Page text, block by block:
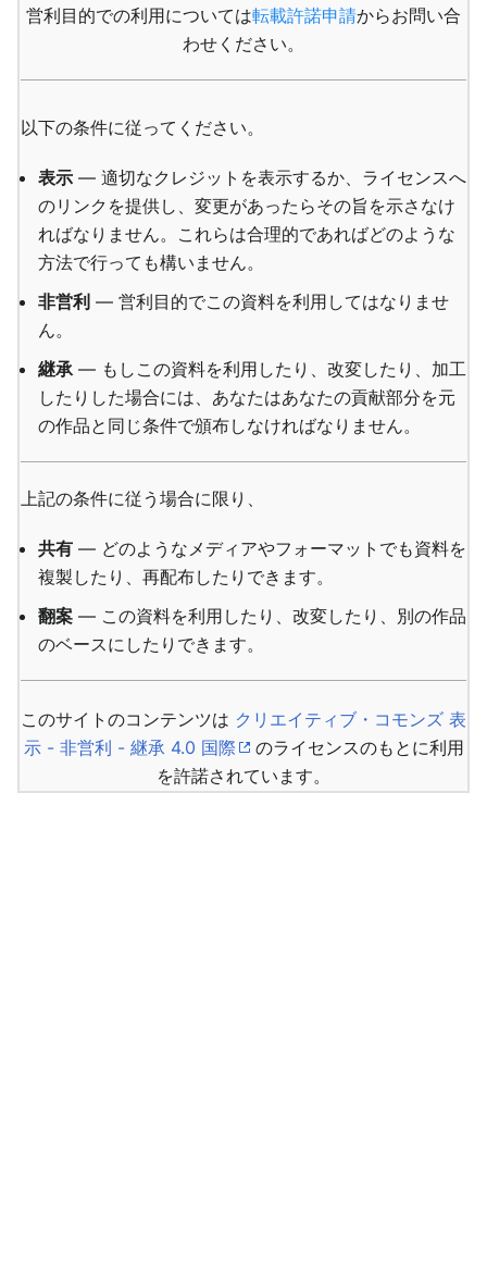
営利目的での利用については転載許諾申請からお問い合
わせください。
以下の条件に従ってください。
表示 — 適切なクレジットを表示するか、ライセンスへ
のリンクを提供し、変更があったらその旨を示さなけ
ればなりません。これらは合理的であればどのような
方法で行っても構いません。
非営利 — 営利目的でこの資料を利用してはなりませ
ん。
継承— もしこの資料を利用したり、改変したり、加工
したりした場合には、あなたはあなたの貢献部分を元
の作品と同じ条件で頒布しなければなりません。
上記の条件に従う場合に限り、
共有 — どのようなメディアやフォーマットでも資料を
複製したり、再配布したりできます。
翻案 — この資料を利用したり、改変したり、別の作品
のベースにしたりできます。
このサイトのコンテンツは クリエイティブ・コモンズ 表
示 - 非営利 - 継承 4.0 国際
のライセンスのもとに利用
を許諾されています。